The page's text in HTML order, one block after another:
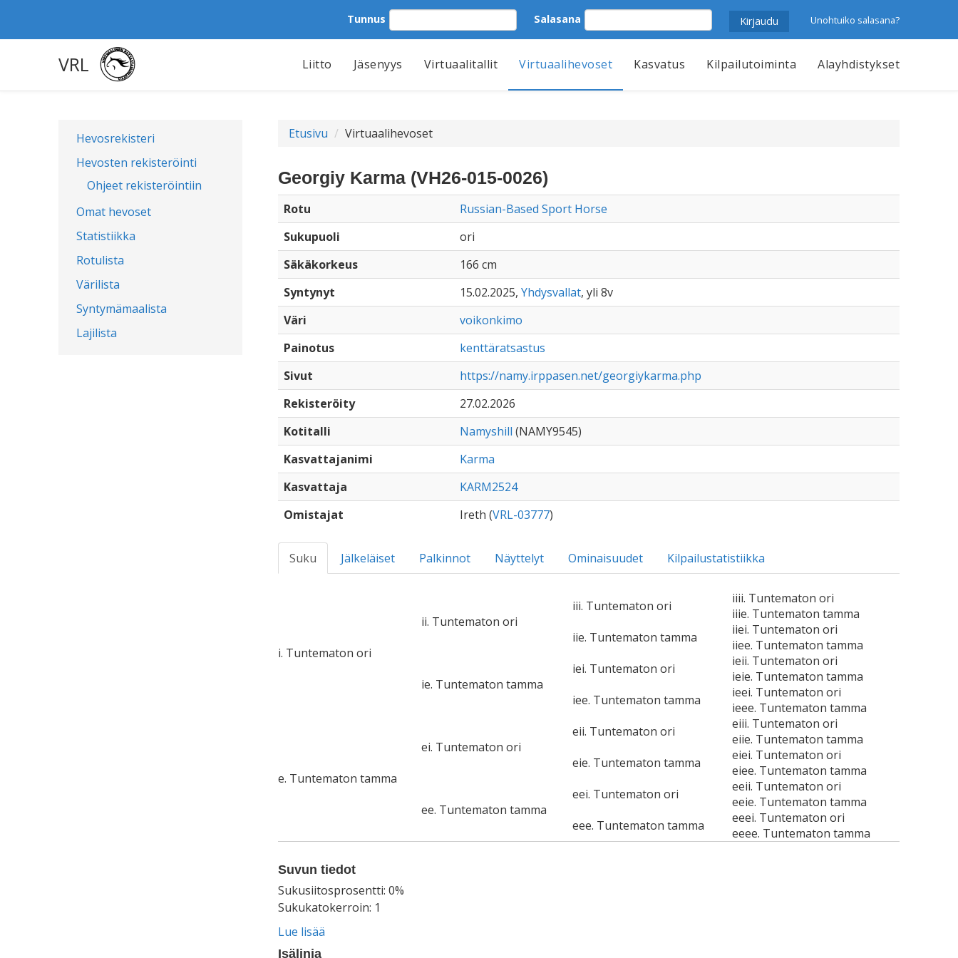
Tunnus Salasana Unohtuiko salasana?
VRL Liitto Jäsenyys Virtuaalitallit Virtuaalihevoset Kasvatus Kilpailutoiminta Alayhdistykset
Hevosrekisteri
Hevosten rekisteröinti
Ohjeet rekisteröintiin
Omat hevoset
Statistiikka
Rotulista
Värilista
Syntymämaalista
Lajilista
Etusivu Virtuaalihevoset
Georgiy Karma (VH26-015-0026)
Rotu
Russian-Based Sport Horse
Sukupuoli
ori
Säkäkorkeus
166 cm
Syntynyt
15.02.2025, Yhdysvallat, yli 8v
Väri
voikonkimo
Painotus
kenttäratsastus
Sivut
https://namy.irppasen.net/georgiykarma.php
Rekisteröity
27.02.2026
Kotitalli
Namyshill (NAMY9545)
Kasvattajanimi
Karma
Kasvattaja
KARM2524
Omistajat
Ireth (VRL-03777)
Suku Jälkeläiset Palkinnot Näyttelyt Ominaisuudet Kilpailustatistiikka
i. Tuntematon ori
ii. Tuntematon ori
iii. Tuntematon ori
iiii. Tuntematon ori
iiie. Tuntematon tamma
iie. Tuntematon tamma
iiei. Tuntematon ori
iiee. Tuntematon tamma
ie. Tuntematon tamma
iei. Tuntematon ori
ieii. Tuntematon ori
ieie. Tuntematon tamma
iee. Tuntematon tamma
ieei. Tuntematon ori
ieee. Tuntematon tamma
e. Tuntematon tamma
ei. Tuntematon ori
eii. Tuntematon ori
eiii. Tuntematon ori
eiie. Tuntematon tamma
eie. Tuntematon tamma
eiei. Tuntematon ori
eiee. Tuntematon tamma
ee. Tuntematon tamma
eei. Tuntematon ori
eeii. Tuntematon ori
eeie. Tuntematon tamma
eee. Tuntematon tamma
eeei. Tuntematon ori
eeee. Tuntematon tamma
Suvun tiedot
Sukusiitosprosentti: 0%
Sukukatokerroin: 1
Lue lisää
Isälinja